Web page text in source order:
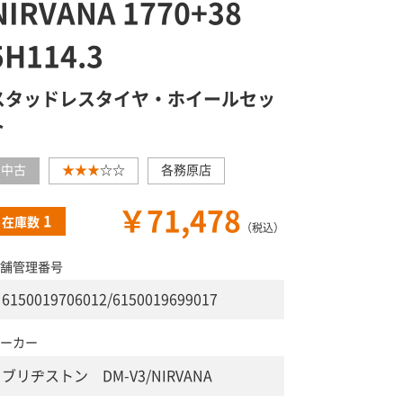
1770+38
タッドレスタイヤ・ホイールセッ
中古 ★★★☆☆ 各務原店
在庫数 1 ￥71,478 （税込）
管理番号
6150019706012/6150019699017
カー
ブリヂストン DM-V3/NIRVANA